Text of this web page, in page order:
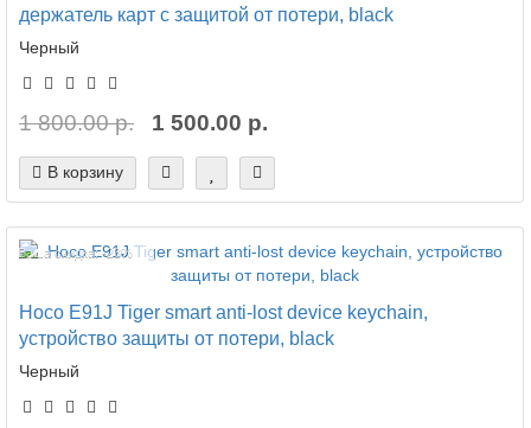
держатель карт с защитой от потери, black
Черный
1 800.00 р. 1 500.00 р.
В корзину
Ваша скидка: -23%
Hoco E91J Tiger smart anti-lost device keychain,
устройство защиты от потери, black
Черный